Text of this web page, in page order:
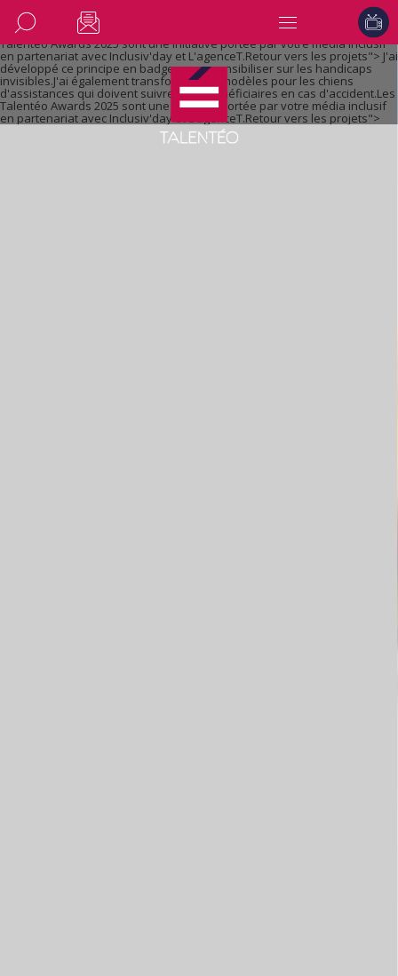
J'ai développé ce principe en badges pour sensibiliser sur les handicaps
invisibles.J'ai également transformé mes modèles pour les chiens
d'assistances qui doivent suivre leurs bénéficiaires en cas d'accident.Les
Talentéo Awards 2025 sont une initiative portée par votre média inclusif
en partenariat avec Inclusiv'day et L'agenceT.Retour vers les projets"> J'ai
développé ce principe en badges pour sensibiliser sur les handicaps
invisibles.J'ai également transformé mes modèles pour les chiens
d'assistances qui doivent suivre leurs bénéficiaires en cas d'accident.Les
Talentéo Awards 2025 sont une initiative portée par votre média inclusif
en partenariat avec Inclusiv'day et L'agenceT.Retour vers les projets">